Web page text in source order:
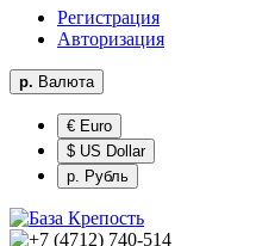
Регистрация
Авторизация
р. Валюта
€ Euro
$ US Dollar
р. Рубль